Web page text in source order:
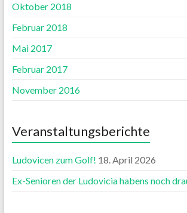
Oktober 2018
Februar 2018
Mai 2017
Februar 2017
November 2016
Veranstaltungsberichte
Ludovicen zum Golf! 18. April 2026
Ex-Senioren der Ludovicia habens noch